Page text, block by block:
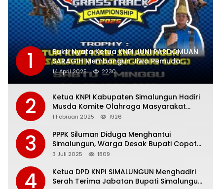
1
Bukti Nyata Ketua KNPI JUNI PARDOMUAN
SARAGIH Membangun Jiwa Pemuda:
Adakan Event Championship RAYA
MOTORCROSS dan GRASSTRACK 2025
14 April 2025 2230
2
Ketua KNPI Kabupaten Simalungun Hadiri
Musda Komite Olahraga Masyarakat
Indonesia
1 Februari 2025 1926
3
PPPK Siluman Diduga Menghantui
Simalungun, Warga Desak Bupati Copot
Jonni Saragih.
3 Juli 2025 1809
4
Ketua DPD KNPI SIMALUNGUN Menghadiri
Serah Terima Jabatan Bupati Simalungun